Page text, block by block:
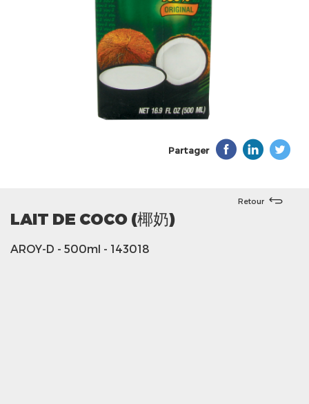
Partager
Retour
LAIT DE COCO (椰奶)
AROY-D - 500ml - 143018